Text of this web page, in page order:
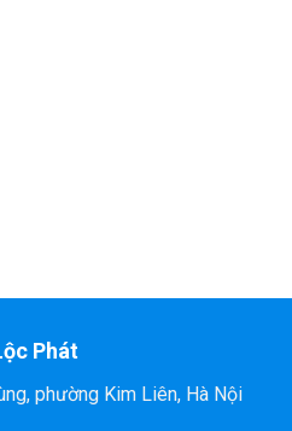
Phát
phường Kim Liên, Hà Nội